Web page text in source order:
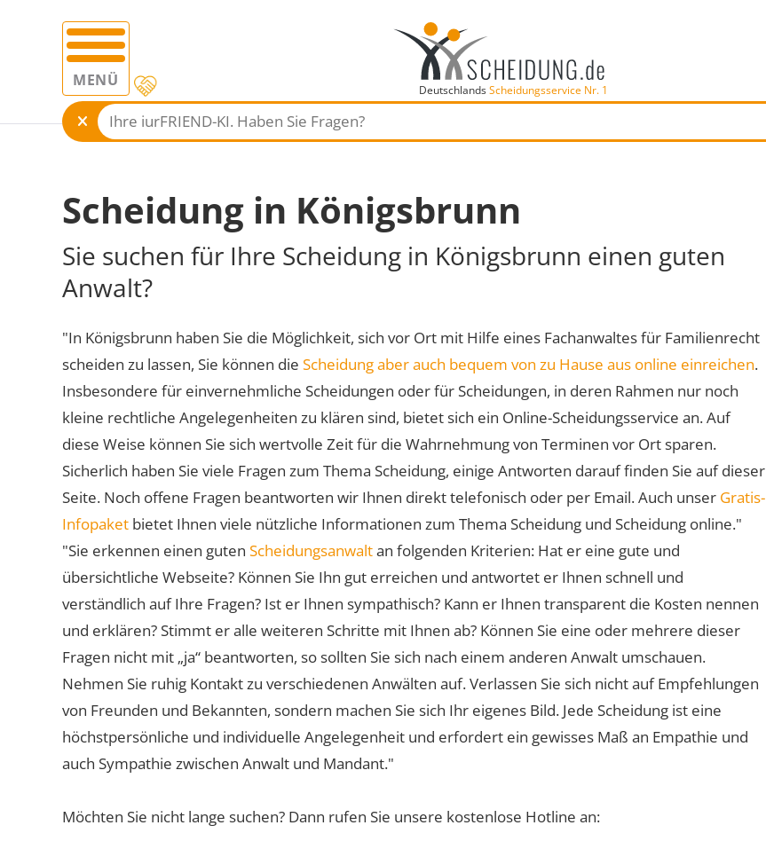
MENÜ DeutschlandsScheidungsservice Nr. 1
Scheidung in Königsbrunn
Sie suchen für Ihre Scheidung in Königsbrunn einen guten
Anwalt?
"In Königsbrunn haben Sie die Möglichkeit, sich vor Ort mit Hilfe eines Fachanwaltes für Familienrecht
scheiden zu lassen, Sie können die Scheidung aber auch bequem von zu Hause aus online einreichen.
Insbesondere für einvernehmliche Scheidungen oder für Scheidungen, in deren Rahmen nur noch
kleine rechtliche Angelegenheiten zu klären sind, bietet sich ein Online-Scheidungsservice an. Auf
diese Weise können Sie sich wertvolle Zeit für die Wahrnehmung von Terminen vor Ort sparen.
Sicherlich haben Sie viele Fragen zum Thema Scheidung, einige Antworten darauf finden Sie auf dieser
Seite. Noch offene Fragen beantworten wir Ihnen direkt telefonisch oder per Email. Auch unser Gratis-
Infopaket bietet Ihnen viele nützliche Informationen zum Thema Scheidung und Scheidung online."
"Sie erkennen einen guten Scheidungsanwaltan folgenden Kriterien: Hat er eine gute und
übersichtliche Webseite? Können Sie Ihn gut erreichen und antwortet er Ihnen schnell und
verständlich auf Ihre Fragen? Ist er Ihnen sympathisch? Kann er Ihnen transparent die Kosten nennen
und erklären? Stimmt er alle weiteren Schritte mit Ihnen ab? Können Sie eine oder mehrere dieser
Fragen nicht mit „ja“ beantworten, so sollten Sie sich nach einem anderen Anwalt umschauen.
Nehmen Sie ruhig Kontakt zu verschiedenen Anwälten auf. Verlassen Sie sich nicht auf Empfehlungen
von Freunden und Bekannten, sondern machen Sie sich Ihr eigenes Bild. Jede Scheidung ist eine
höchstpersönliche und individuelle Angelegenheit und erfordert ein gewisses Maß an Empathie und
auch Sympathie zwischen Anwalt und Mandant."
Möchten Sie nicht lange suchen? Dann rufen Sie unsere kostenlose Hotline an: